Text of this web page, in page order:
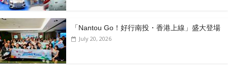
「Nantou Go！好行南投・香港上線」盛大登場
July 20, 2026